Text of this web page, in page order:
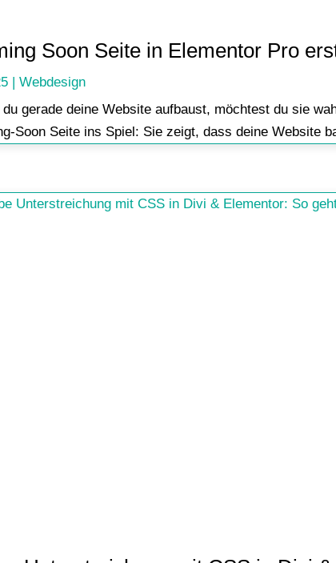
Soon Seite in Elementor Pro
| Webdesign
du gerade deine Website aufbaust, möchtest du sie
Soon Seite ins Spiel: Sie zeigt, dass deine Website